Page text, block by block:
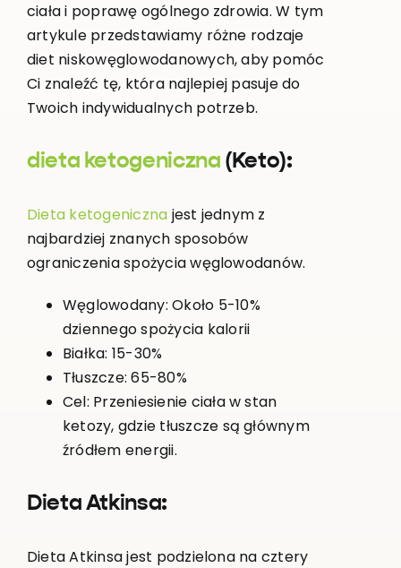
ciała i poprawę ogólnego zdrowia. W tym
artykule przedstawiamy różne rodzaje
diet niskowęglowodanowych, aby pomóc
Ci znaleźć tę, która najlepiej pasuje do
Twoich indywidualnych potrzeb.
dieta ketogeniczna (Keto):
Dieta ketogeniczna jest jednym z
najbardziej znanych sposobów
ograniczenia spożycia węglowodanów.
Węglowodany: Około 5-10%
dziennego spożycia kalorii
Białka: 15-30%
Tłuszcze: 65-80%
Cel: Przeniesienie ciała w stan
ketozy, gdzie tłuszcze są głównym
źródłem energii.
Dieta Atkinsa:
Dieta Atkinsa jest podzielona na cztery